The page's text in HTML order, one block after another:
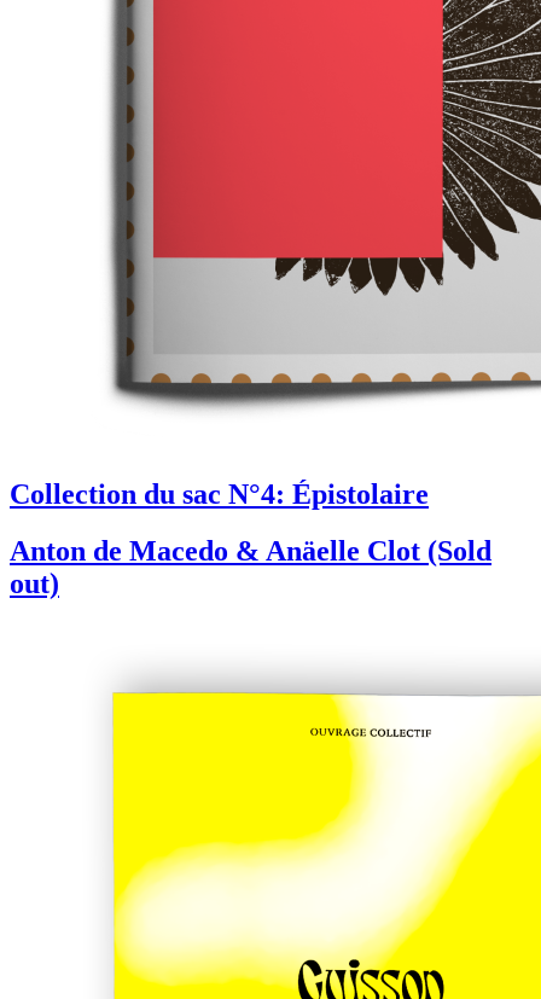
Collection du sac N°4: Épistolaire
Anton de Macedo & Anäelle Clot (Sold
out)